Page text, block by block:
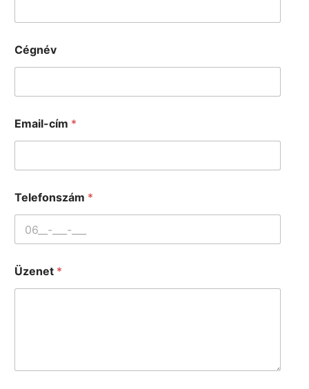
Cégnév
Email-cím *
Telefonszám *
Üzenet *